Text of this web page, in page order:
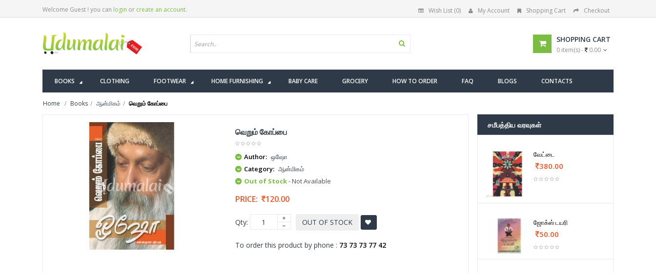
Welcome Guest ! you can login or create an account. Wish List (0) My Account Shopping Cart Checkout
SHOPPING CART
0 item(s) - 0.00
BOOKS CLOTHING FOOTWEAR HOME FURNISHING BABY CARE GROCERY HOW TO ORDER FAQ BLOGS CONTACTS
Home Books ஆன்மிகம் வெறும் கோப்பை
வெறும் கோப்பை
Author: ஒஷோ
Category: ஆன்மிகம்
Out of Stock- Not Available
PRICE: 120.00
Qty: OUT OF STOCK
To order this product by phone : 73 73 73 77 42
சமீபத்திய வரவுகள்
வேட்டை
380.00
ஜோக்ஸ் டயரி
50.00